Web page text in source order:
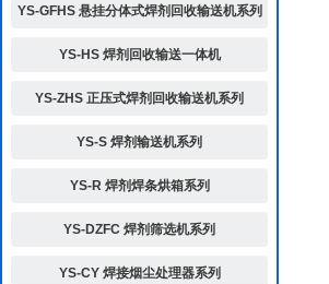
YS-GFHS 悬挂分体式焊剂回收输送机系列
YS-HS 焊剂回收输送一体机
YS-ZHS 正压式焊剂回收输送机系列
YS-S 焊剂输送机系列
YS-R 焊剂焊条烘箱系列
YS-DZFC 焊剂筛选机系列
YS-CY 焊接烟尘处理器系列